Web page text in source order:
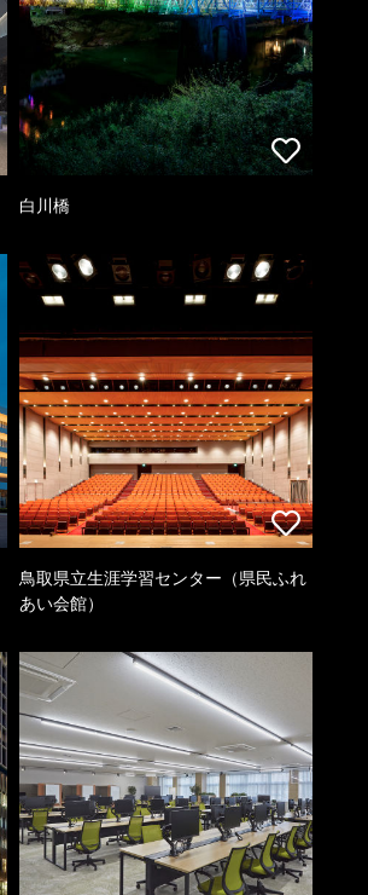
白川橋
鳥取県立生涯学習センター（県民ふれ
あい会館）